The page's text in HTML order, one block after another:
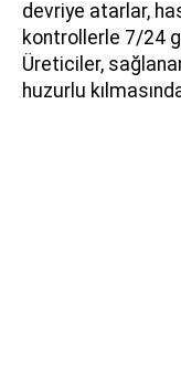
devriye atarlar,
kontrollerle 7/24
Üreticiler,
huzurlu